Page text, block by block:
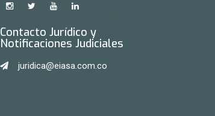
Contacto Jurídico y
Notificaciones Judiciales
juridica@eiasa.com.co